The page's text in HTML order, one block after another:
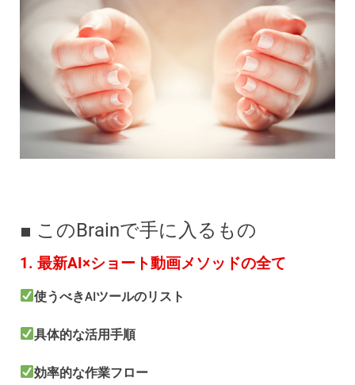
■ このBrainで手に入るもの
1. 最新AI×ショート動画メソッドの全て
使うべきAIツールのリスト
具体的な活用手順
効率的な作業フロー